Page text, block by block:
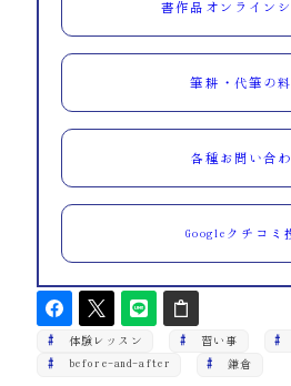
書作品オンライン
筆耕・代筆の
各種お問い合
Googleクチコミ
体験レッスン 習い事
before-and-after 鎌倉